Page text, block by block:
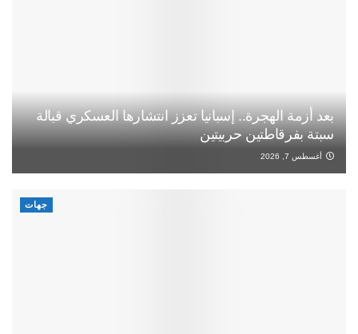
بعد أزمة الهجرة.. إسبانيا تعزز انتشارها العسكري قبالة
سبتة بفرقاطتين حربيتين
أغسطس 7, 2026
جهات